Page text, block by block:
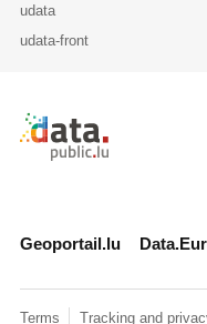
udata
udata-front
Retour à l'accueil de
Geoportail.lu
Terms Tracking and